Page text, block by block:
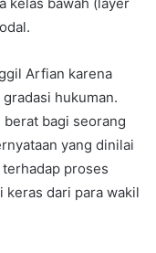
kelas bawah (layer
Arfian karena
hukuman.
bagi seorang
yang dinilai
proses
keras dari para wakil